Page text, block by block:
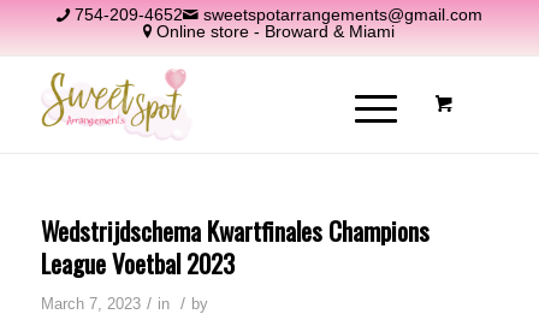
754-209-4652
sweetspotarrangements@gmail.com
Online store - Broward & Miami
Wedstrijdschema Kwartfinales Champions
League Voetbal 2023
March 7, 2023 / in / by